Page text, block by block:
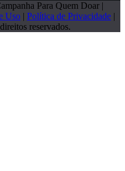
Para Quem Doar |
Uso | Política de Privacidade |
reservados.